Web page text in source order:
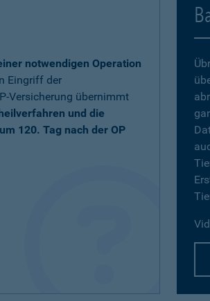
notwendigen Operation
Eingriff der
Versicherung übernimmt
und die
120. Tag nach der OP